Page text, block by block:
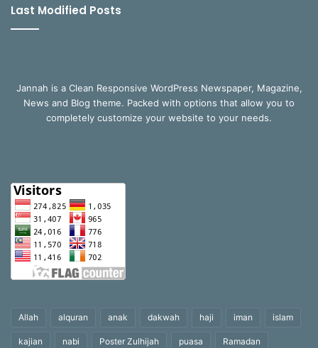
Last Modified Posts
Jannah is a Clean Responsive WordPress Newspaper, Magazine,
News and Blog theme. Packed with options that allow you to
completely customize your website to your needs.
Allah alquran anak dakwah haji iman islam
kajian nabi Poster Zulhijah puasa Ramadan